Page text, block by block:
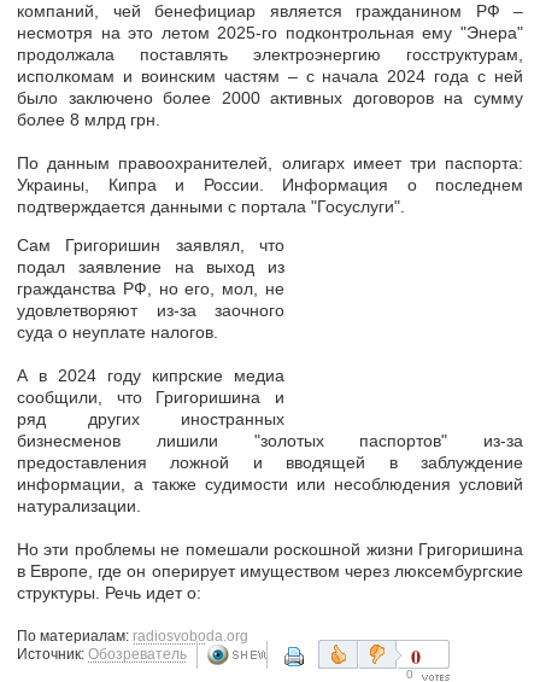
компаний, чей бенефициар является гражданином РФ –
несмотря на это летом 2025-го подконтрольная ему "Энера"
продолжала поставлять электроэнергию госструктурам,
исполкомам и воинским частям – с начала 2024 года с ней
было заключено более 2000 активных договоров на сумму
более 8 млрд грн
По данным правоохранителей, олигарх имеет три паспорта:
Украины, Кипра и России . Информация о последнем
подтверждается данными с портала "Госуслуги".
Сам Григоришин заявлял, что
подал заявление на выход из
гражданства РФ, но его, мол, не
удовлетворяют из-за заочного
суда о неуплате налогов.
А в 2024 году кипрские медиа
сообщили, что Григоришина и
ряд других иностранных
бизнесменов лишили "золотых паспортов" из-за
предоставления ложной и вводящей в заблуждение
информации, а также судимости или несоблюдения условий
натурализации.
Но эти проблемы не помешали роскошной жизни Григоришина
в Европе, где он оперирует имуществом через люксембургские
структуры. Речь идет о:
По материалам: radiosvoboda.org
Источник: Обозреватель 0
0